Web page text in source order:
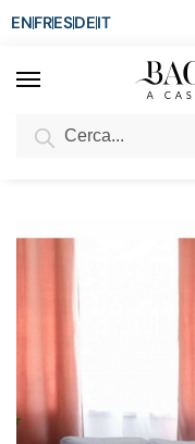
ENFRESDEIT
SCONTO del 3%